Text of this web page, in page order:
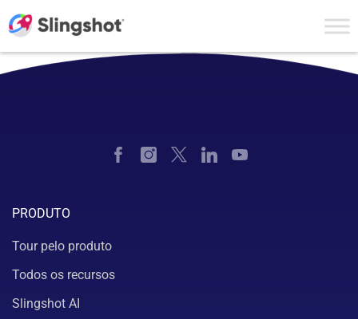
PRODUTO
Tour pelo produto
Todos os recursos
Slingshot AI